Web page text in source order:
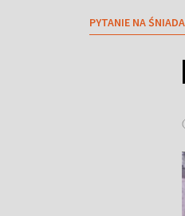
PYTANIE NA